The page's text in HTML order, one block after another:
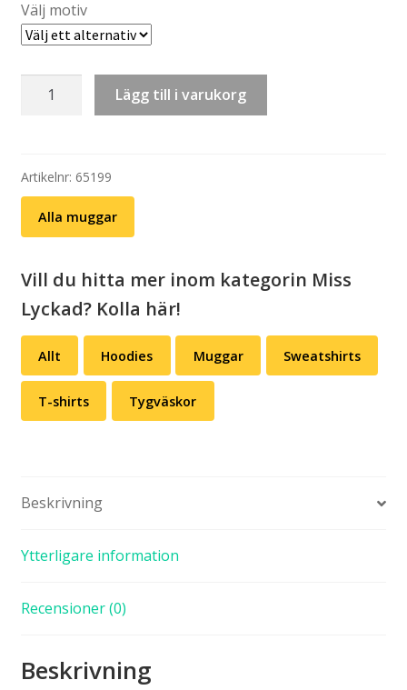
Välj motiv
Mugg:
lever
(med
eller
utan
mängd
Lägg till i varukorg
Artikelnr: 65199
Alla muggar
Vill du hitta mer inom kategorin Miss
Lyckad? Kolla här!
Allt Hoodies Muggar Sweatshirts
T-shirts Tygväskor
Beskrivning
Ytterligare information
Recensioner (0)
Beskrivning